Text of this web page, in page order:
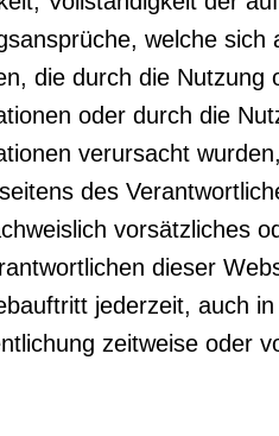
welche
die durch die
oder durch die
verursacht
des
vorsätzliches
dieser
jederzeit, auch
zeitweise oder